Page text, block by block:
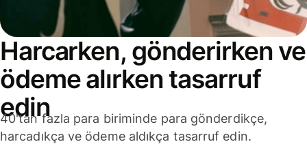
Harcarken, gönderirken ve
ödeme alırken tasarruf
edin
40'tan fazla para biriminde para gönderdikçe,
harcadıkça ve ödeme aldıkça tasarruf edin.